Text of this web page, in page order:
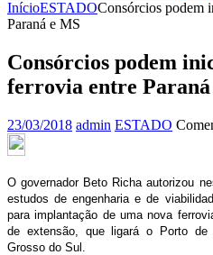
por:
InícioESTADOConsórcios podem
Paraná e MS
Consórcios podem
ferrovia entre Paraná
23/03/2018 admin ESTADO
O governador Beto Richa autorizou
estudos de engenharia e de
para implantação de uma nova
de extensão, que ligará o Porto de
Grosso do Sul.